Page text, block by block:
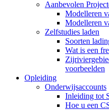
Aanbevolen
Modelleren
Modelleren
Zelfstudies laden
Soorten
Wat is een
voorbeelden
Opleiding
Onderwijsaccounts
Inleiding tot
Hoe u een